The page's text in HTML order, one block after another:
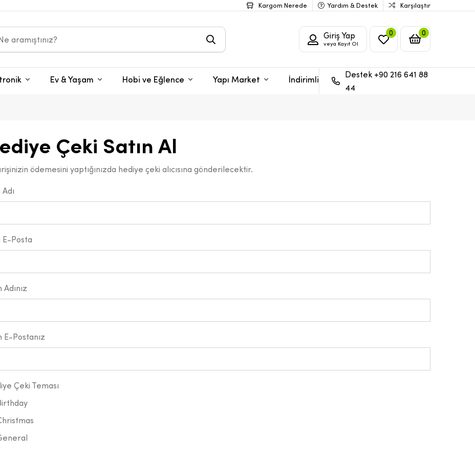
Kargom Nerede Yardım & Destek Karşılaştır
Giriş Yap
veya Kayıt Ol
0 0
Ev & Yaşam Hobi ve Eğlence Yapı Market İndirimli
Destek +90 216 641 88
44
Çeki Satın Al
ödemesini yaptığınızda hediye çeki alıcısına gönderilecektir.
Adı
E-Posta
Adınız
E-Postanız
Çeki Teması